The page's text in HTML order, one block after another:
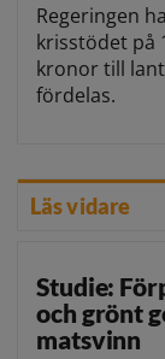
Regeringen
krisstödet på
kronor till
fördelas.
Läs vidare
Studie:
och grönt
matsvinn